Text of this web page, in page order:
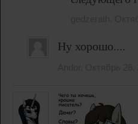
Ну хорошо....